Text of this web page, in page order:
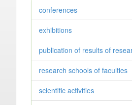
conferences
exhibitions
publication of results of
research schools of faculties
scientific activities